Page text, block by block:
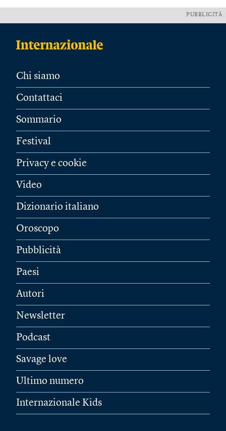
PUBBLICITÀ
Chi siamo
Contattaci
Sommario
Festival
Privacy e cookie
Video
Dizionario italiano
Oroscopo
Pubblicità
Paesi
Autori
Newsletter
Podcast
Savage love
Ultimo numero
Internazionale Kids